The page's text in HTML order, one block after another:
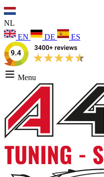
NL
EN
DE ES
Menu